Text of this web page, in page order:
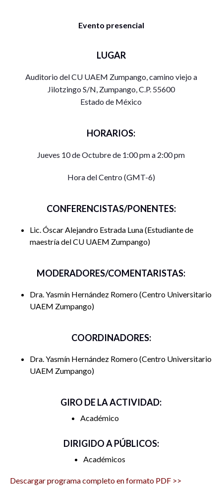
Evento presencial
LUGAR
Auditorio del CU UAEM Zumpango, camino viejo a
Jilotzingo S/N, Zumpango, C.P. 55600
Estado de México
HORARIOS:
Jueves 10 de Octubre de 1:00 pm a 2:00 pm
Hora del Centro (GMT-6)
CONFERENCISTAS/PONENTES:
Lic. Óscar Alejandro Estrada Luna Estudiante de
maestría del CU UAEM Zumpango
MODERADORES/COMENTARISTAS:
Dra. Yasmín Hernández Romero Centro Universitario
UAEM Zumpango
COORDINADORES:
Dra. Yasmín Hernández Romero Centro Universitario
UAEM Zumpango
GIRO DE LA ACTIVIDAD:
Académico
DIRIGIDO A PÚBLICOS:
Académicos
Descargar programa completo en formato PDF >>